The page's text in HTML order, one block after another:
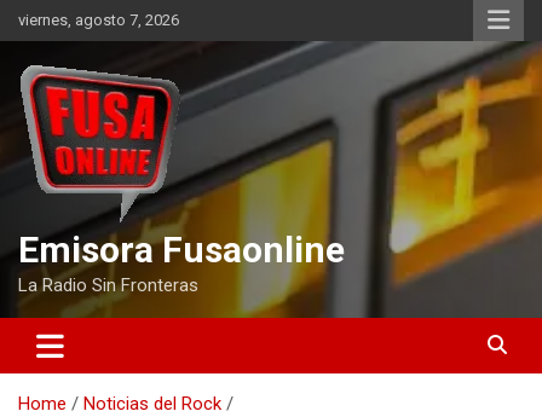
Skip
to
content
viernes, agosto 7, 2026
Emisora Fusaonline
La Radio Sin Fronteras
Home
Noticias del Rock